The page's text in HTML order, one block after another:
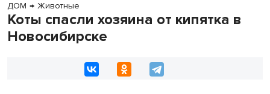
ДОМ → Животные
Коты спасли хозяина от кипятка в
Новосибирске